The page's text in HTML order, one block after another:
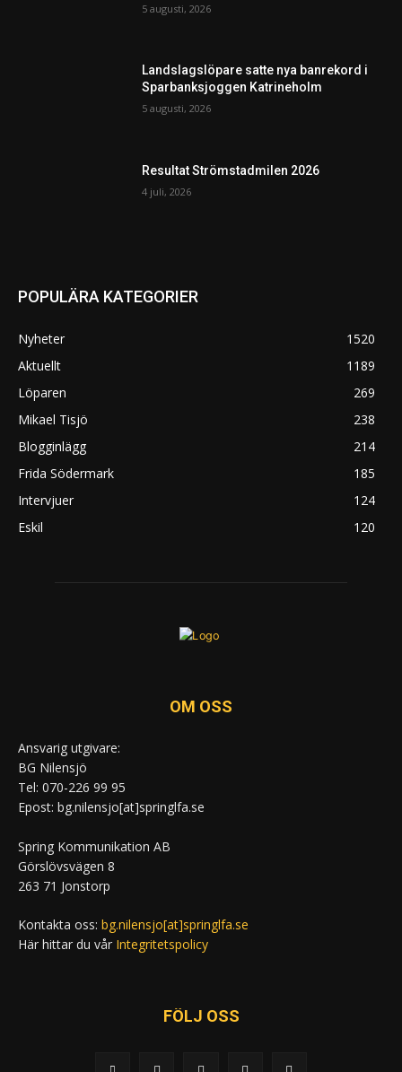
5 augusti, 2026
Landslagslöpare satte nya banrekord i
Sparbanksjoggen Katrineholm
5 augusti, 2026
Resultat Strömstadmilen 2026
4 juli, 2026
POPULÄRA KATEGORIER
Nyheter
1520
Aktuellt
1189
Löparen
269
Mikael Tisjö
238
Blogginlägg
214
Frida Södermark
185
Intervjuer
124
Eskil
120
OM OSS
Ansvarig utgivare:
BG Nilensjö
Tel: 070-226 99 95
Epost: bg.nilensjo[at]springlfa.se
Spring Kommunikation AB
Görslövsvägen 8
263 71 Jonstorp
Kontakta oss: bg.nilensjo[at]springlfa.se
Här hittar du vår Integritetspolicy
FÖLJ OSS